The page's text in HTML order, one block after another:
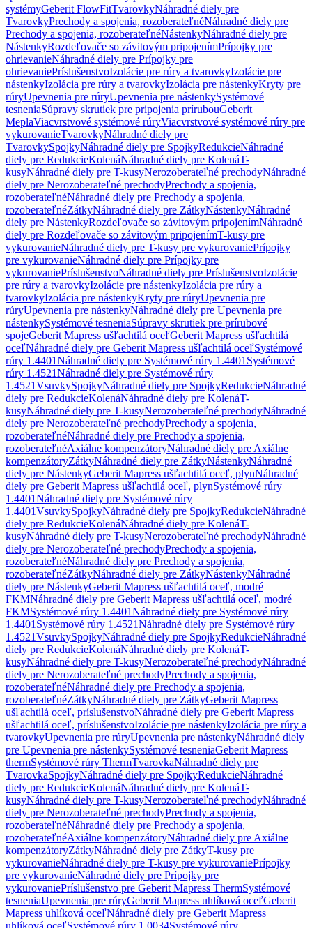
systémyGeberit FlowFitTvarovkyNáhradné diely pre
TvarovkyPrechody a spojenia, rozoberateľnéNáhradné diely pre
Prechody a spojenia, rozoberateľnéNástenkyNáhradné diely pre
NástenkyRozdeľovače so závitovým pripojenímPrípojky pre
ohrievanieNáhradné diely pre Prípojky pre
ohrievaniePríslušenstvoIzolácie pre rúry a tvarovkyIzolácie pre
nástenkyIzolácia pre rúry a tvarovkyIzolácia pre nástenkyKryty pre
rúryUpevnenia pre rúryUpevnenia pre nástenkySystémové
tesneniaSúpravy skrutiek pre pripojenia prírubouGeberit
MeplaViacvrstvové systémové rúryViacvrstvové systémové rúry pre
vykurovanieTvarovkyNáhradné diely pre
TvarovkySpojkyNáhradné diely pre SpojkyRedukcieNáhradné
diely pre RedukcieKolenáNáhradné diely pre KolenáT-
kusyNáhradné diely pre T-kusyNerozoberateľné prechodyNáhradné
diely pre Nerozoberateľné prechodyPrechody a spojenia,
rozoberateľnéNáhradné diely pre Prechody a spojenia,
rozoberateľnéZátkyNáhradné diely pre ZátkyNástenkyNáhradné
diely pre NástenkyRozdeľovače so závitovým pripojenímNáhradné
diely pre Rozdeľovače so závitovým pripojenímT-kusy pre
vykurovanieNáhradné diely pre T-kusy pre vykurovaniePrípojky
pre vykurovanieNáhradné diely pre Prípojky pre
vykurovaniePríslušenstvoNáhradné diely pre PríslušenstvoIzolácie
pre rúry a tvarovkyIzolácie pre nástenkyIzolácia pre rúry a
tvarovkyIzolácia pre nástenkyKryty pre rúryUpevnenia pre
rúryUpevnenia pre nástenkyNáhradné diely pre Upevnenia pre
nástenkySystémové tesneniaSúpravy skrutiek pre prírubové
spojeGeberit Mapress ušľachtilá oceľGeberit Mapress ušľachtilá
oceľNáhradné diely pre Geberit Mapress ušľachtilá oceľSystémové
rúry 1.4401Náhradné diely pre Systémové rúry 1.4401 Systémové
rúry 1.4521Náhradné diely pre Systémové rúry
1.4521VsuvkySpojkyNáhradné diely pre SpojkyRedukcieNáhradné
diely pre RedukcieKolenáNáhradné diely pre KolenáT-
kusyNáhradné diely pre T-kusyNerozoberateľné prechodyNáhradné
diely pre Nerozoberateľné prechodyPrechody a spojenia,
rozoberateľnéNáhradné diely pre Prechody a spojenia,
rozoberateľnéAxiálne kompenzátoryNáhradné diely pre Axiálne
kompenzátoryZátkyNáhradné diely pre ZátkyNástenkyNáhradné
diely pre NástenkyGeberit Mapress ušľachtilá oceľ, plynNáhradné
diely pre Geberit Mapress ušľachtilá oceľ, plynSystémové rúry
1.4401Náhradné diely pre Systémové rúry
1.4401VsuvkySpojkyNáhradné diely pre SpojkyRedukcieNáhradné
diely pre RedukcieKolenáNáhradné diely pre KolenáT-
kusyNáhradné diely pre T-kusyNerozoberateľné prechodyNáhradné
diely pre Nerozoberateľné prechodyPrechody a spojenia,
rozoberateľnéNáhradné diely pre Prechody a spojenia,
rozoberateľnéZátkyNáhradné diely pre ZátkyNástenkyNáhradné
diely pre NástenkyGeberit Mapress ušľachtilá oceľ, modré
FKMNáhradné diely pre Geberit Mapress ušľachtilá oceľ, modré
FKMSystémové rúry 1.4401Náhradné diely pre Systémové rúry
1.4401 Systémové rúry 1.4521Náhradné diely pre Systémové rúry
1.4521VsuvkySpojkyNáhradné diely pre SpojkyRedukcieNáhradné
diely pre RedukcieKolenáNáhradné diely pre KolenáT-
kusyNáhradné diely pre T-kusyNerozoberateľné prechodyNáhradné
diely pre Nerozoberateľné prechodyPrechody a spojenia,
rozoberateľnéNáhradné diely pre Prechody a spojenia,
rozoberateľnéZátkyNáhradné diely pre ZátkyGeberit Mapress
ušľachtilá oceľ, príslušenstvoNáhradné diely pre Geberit Mapress
ušľachtilá oceľ, príslušenstvoIzolácie pre nástenkyIzolácia pre rúry a
tvarovkyUpevnenia pre rúryUpevnenia pre nástenkyNáhradné diely
pre Upevnenia pre nástenkySystémové tesneniaGeberit Mapress
thermSystémové rúry ThermTvarovkaNáhradné diely pre
TvarovkaSpojkyNáhradné diely pre SpojkyRedukcieNáhradné
diely pre RedukcieKolenáNáhradné diely pre KolenáT-
kusyNáhradné diely pre T-kusyNerozoberateľné prechodyNáhradné
diely pre Nerozoberateľné prechodyPrechody a spojenia,
rozoberateľnéNáhradné diely pre Prechody a spojenia,
rozoberateľnéAxiálne kompenzátoryNáhradné diely pre Axiálne
kompenzátoryZátkyNáhradné diely pre ZátkyT-kusy pre
vykurovanieNáhradné diely pre T-kusy pre vykurovaniePrípojky
pre vykurovanieNáhradné diely pre Prípojky pre
vykurovaniePríslušenstvo pre Geberit Mapress ThermSystémové
tesneniaUpevnenia pre rúryGeberit Mapress uhlíková oceľGeberit
Mapress uhlíková oceľNáhradné diely pre Geberit Mapress
uhlíková oceľSystémové rúry 1.0034Systémové rúry